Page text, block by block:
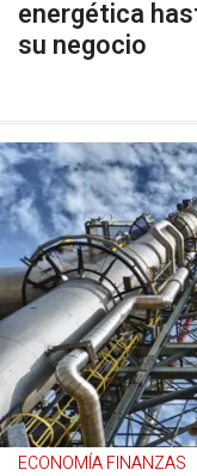
energética
su negocio
ECONOMÍA FINANZAS